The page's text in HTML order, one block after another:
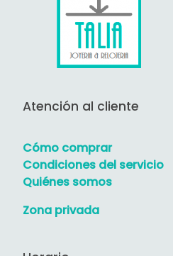
Atención al cliente
Cómo comprar
Condiciones del servicio
Quiénes somos
Zona privada